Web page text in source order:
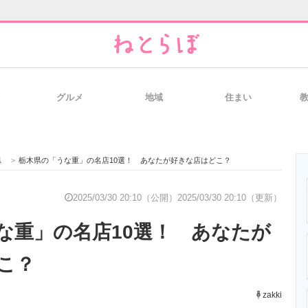
経営リーダーの
製造業のIT導入
グルメ 地域 住まい
> 栃木県の「うな重」の名店10選！ あなたが好きな店はどこ？
2025/03/30 20:10（公開） 2025/03/30 20:10（更新）
重」の名店10選！ あなたが
？
zakki